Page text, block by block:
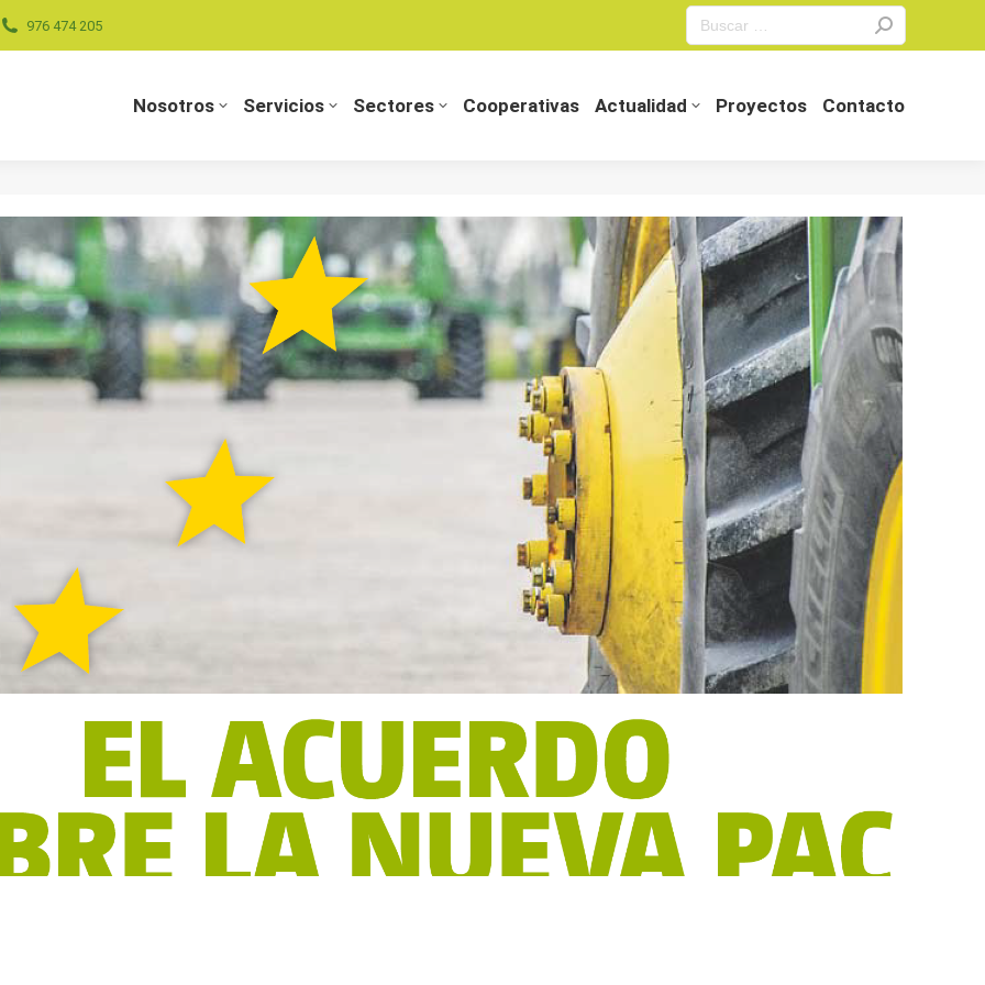
976 474 205
Search:
Nosotros Servicios Sectores Cooperativas Actualidad Proyectos Contacto
Actualidad Proyectos Contacto